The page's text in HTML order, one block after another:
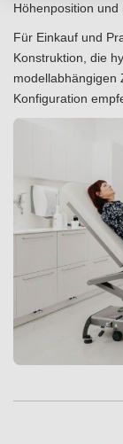
Höhenposition
Für Einkauf und
Konstruktion, die
modellabhängigen
Konfiguration